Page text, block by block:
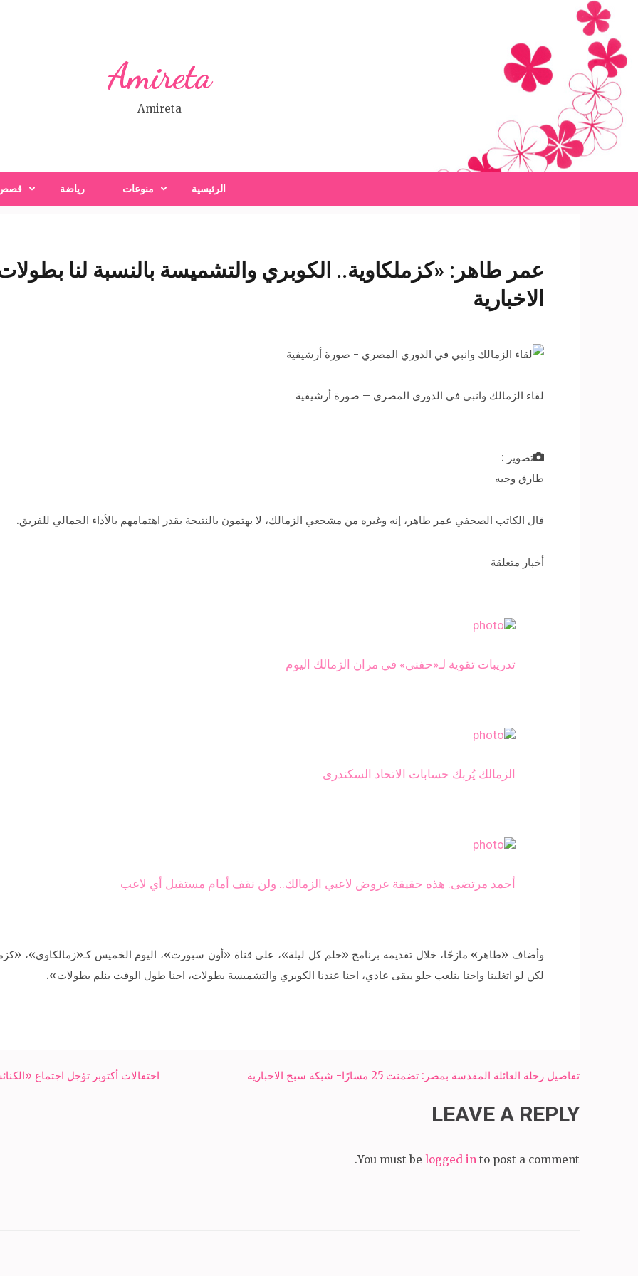
content
(Press
Enter)
Amireta
Amireta
الرئيسية منوعات رياضة
عمر طاهر: «كزملكاوية.. الكوبري والتشميسة بالنسبة لنا
الاخبارية
لقاء الزمالك وانبي في الدوري المصري – صورة أرشيفية
تصوير :
طارق وجيه
قال الكاتب الصحفي عمر طاهر، إنه وغيره من مشجعي الزمالك، لا يهتمون بالنتيجة بقدر اهتمامهم بالأداء الجمالي للفريق.
أخبار متعلقة
تدريبات تقوية لـ«حفني» في مران الزمالك اليوم
الزمالك يُربك حسابات الاتحاد السكندرى
أحمد مرتضى: هذه حقيقة عروض لاعبي الزمالك.. ولن نقف أمام مستقبل أي لاعب
وأضاف «طاهر» مازحًا، خلال تقديمه برنامج «حلم كل ليلة»، على قناة «أون سبورت»، اليوم الخميس كـ«زمالكاوي»،
لكن لو اتغلبنا واحنا بنلعب حلو يبقى عادي، احنا عندنا الكوبري والتشميسة بطولات، احنا طول الوقت بنلم بطولات».
Post
احتفالات أكتوبر تؤجل اجتماع تفاصيل رحلة العائلة المقدسة بمصر: تضمنت 25 مسارًا- شبكة سبح الاخبارية
LEAVE A REPLY
You must be logged in to post a comment.